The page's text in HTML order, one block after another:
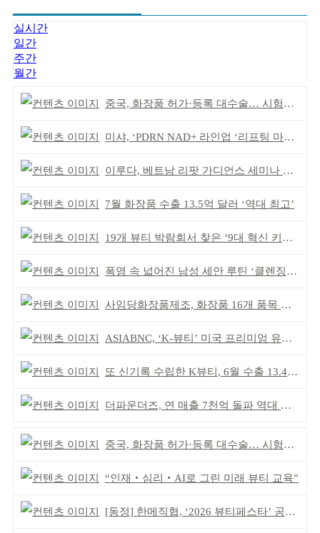
실시간
일간
주간
월간
중국, 화장품 허가·등록 대수술… 시험자료 공용 허용
미샤, ‘PDRN NAD+ 라인업 ‘리프팅 마스크’ 출시
이루다, 베트남 리팟 가디언스 세미나 개최
7월 화장품 수출 13.5억 달러 ‘역대 최고’
19개 뷰티 박람회서 찾은 ‘9대 혁신 키워드’
폭염 속 넓어진 남성 세안 루틴 ‘클렌징’ 거래액 급증
사임당화장품제조, 화장품 16개 품목 할랄인증 획득
ASIABNC, ‘K-뷰티’ 미국 프리미엄 유통 확대 추진
또 신기록 수립한 K뷰티, 6월 수출 13.4억 달러
더파운더즈, 연 매출 7천억 돌파 역대 최대 실적
중국, 화장품 허가·등록 대수술… 시험자료 공용 허용
“인재‧심리‧AI로 그린 미래 뷰티 교육”
[동정] 한메직협, ‘2026 뷰티페스타’ 공동 주최